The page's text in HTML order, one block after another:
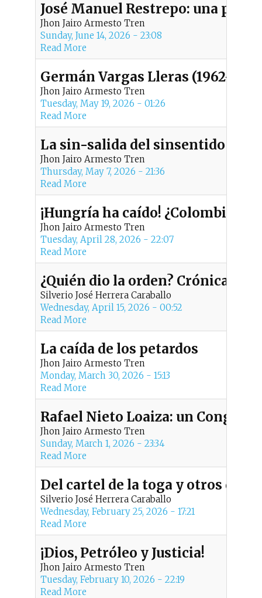
José Manuel Restrepo: una
Jhon Jairo Armesto Tren
Sunday, June 14, 2026 - 23:08
Read More
Germán Vargas Lleras (1962-
Jhon Jairo Armesto Tren
Tuesday, May 19, 2026 - 01:26
Read More
La sin-salida del sinsentido
Jhon Jairo Armesto Tren
Thursday, May 7, 2026 - 21:36
Read More
¡Hungría ha caído! ¿Colombia
Jhon Jairo Armesto Tren
Tuesday, April 28, 2026 - 22:07
Read More
¿Quién dio la orden? Crónica de
Silverio José Herrera Caraballo
Wednesday, April 15, 2026 - 00:52
Read More
La caída de los petardos
Jhon Jairo Armesto Tren
Monday, March 30, 2026 - 15:13
Read More
Rafael Nieto Loaiza: un
Jhon Jairo Armesto Tren
Sunday, March 1, 2026 - 23:34
Read More
Del cartel de la toga y otros
Silverio José Herrera Caraballo
Wednesday, February 25, 2026 - 17:21
Read More
¡Dios, Petróleo y Justicia!
Jhon Jairo Armesto Tren
Tuesday, February 10, 2026 - 22:19
Read More